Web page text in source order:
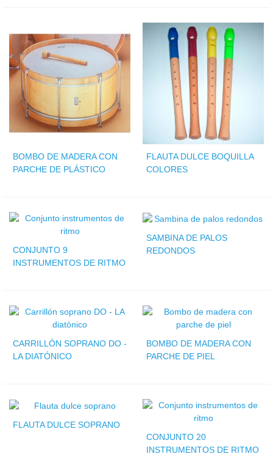
BOMBO DE MADERA CON
PARCHE DE PLÁSTICO
FLAUTA DULCE BOQUILLA
COLORES
CONJUNTO 9
INSTRUMENTOS DE RITMO
SAMBINA DE PALOS
REDONDOS
CARRILLÓN SOPRANO DO -
LA DIATÓNICO
BOMBO DE MADERA CON
PARCHE DE PIEL
FLAUTA DULCE SOPRANO
CONJUNTO 20
INSTRUMENTOS DE RITMO